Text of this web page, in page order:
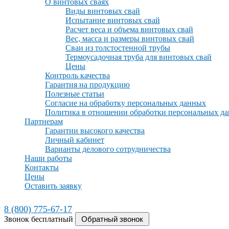
О винтовых сваях
Виды винтовых свай
Испытание винтовых свай
Расчет веса и объема винтовых свай
Вес, масса и размеры винтовых свай
Сваи из толстостенной трубы
Термоусадочная труба для винтовых свай
Цены
Контроль качества
Гарантия на продукцию
Полезные статьи
Согласие на обработку персональных данных
Политика в отношении обработки персональных
Партнерам
Гарантии высокого качества
Личный кабинет
Варианты делового сотрудничества
Наши работы
Контакты
Цены
Оставить заявку
8 (800) 775-67-17
Звонок бесплатный